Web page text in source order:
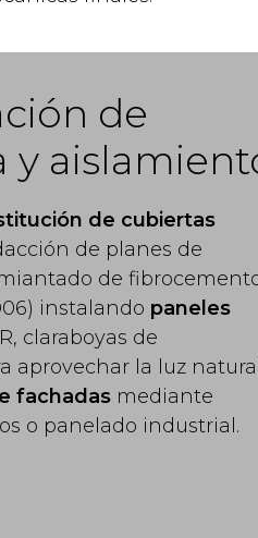
de
y
de cubiertas
de planes de
de
instalando paneles
claraboyas de
aprovechar la luz
fachadas mediante
o panelado industrial.